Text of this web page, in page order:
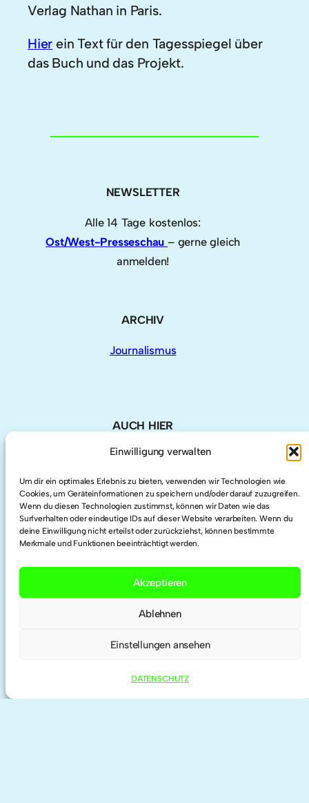
Einwilligung verwalten
Um dir ein optimales Erlebnis zu bieten, verwenden wir Technologien wie
Cookies, um Geräteinformationen zu speichern und/oder darauf zuzugreifen.
Wenn du diesen Technologien zustimmst, können wir Daten wie das
Surfverhalten oder eindeutige IDs auf dieser Website verarbeiten. Wenn du
deine Einwilligung nicht erteilst oder zurückziehst, können bestimmte
Merkmale und Funktionen beeinträchtigt werden.
Akzeptieren
Ablehnen
Einstellungen ansehen
DATENSCHUTZ
Verlag Nathan in Paris.
Hier ein Text für den Tagesspiegel über
das Buch und das Projekt.
NEWSLETTER
Alle 14 Tage kostenlos:
Ost/West-Presseschau – gerne gleich
anmelden!
ARCHIV
Journalismus
AUCH HIER
Twitter
Researchgate
IMPRESSUM | KONTAKTDATENSCHUTZ